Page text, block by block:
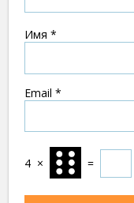
Имя *
Email *
4 × =